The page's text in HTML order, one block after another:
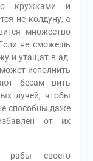
кружками и
не колдуну, а
множество
не сможешь
и утащат в ад.
исполнить
бесам вить
лучей, чтобы
способны даже
от их
своего